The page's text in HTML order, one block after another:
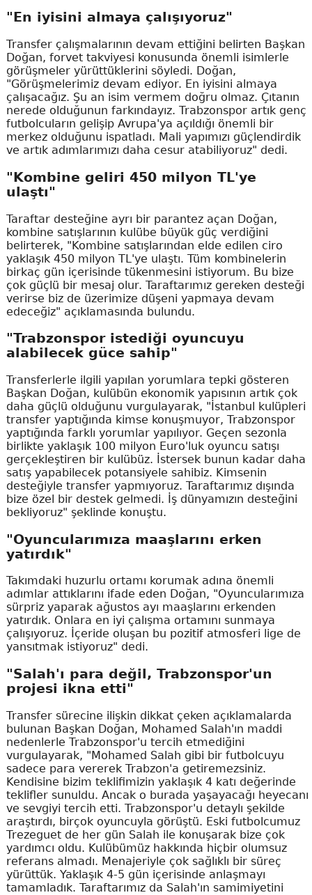
"En iyisini almaya çalışıyoruz"
Transfer çalışmalarının devam ettiğini belirten Başkan
Doğan, forvet takviyesi konusunda önemli isimlerle
görüşmeler yürüttüklerini söyledi. Doğan,
"Görüşmelerimiz devam ediyor. En iyisini almaya
çalışacağız. Şu an isim vermem doğru olmaz. Çıtanın
nerede olduğunun farkındayız. Trabzonspor artık genç
futbolcuların gelişip Avrupa'ya açıldığı önemli bir
merkez olduğunu ispatladı. Mali yapımızı güçlendirdik
ve artık adımlarımızı daha cesur atabiliyoruz" dedi.
"Kombine geliri 450 milyon TL'ye
ulaştı"
Taraftar desteğine ayrı bir parantez açan Doğan,
kombine satışlarının kulübe büyük güç verdiğini
belirterek, "Kombine satışlarından elde edilen ciro
yaklaşık 450 milyon TL'ye ulaştı. Tüm kombinelerin
birkaç gün içerisinde tükenmesini istiyorum. Bu bize
çok güçlü bir mesaj olur. Taraftarımız gereken desteği
verirse biz de üzerimize düşeni yapmaya devam
edeceğiz" açıklamasında bulundu.
"Trabzonspor istediği oyuncuyu
alabilecek güce sahip"
Transferlerle ilgili yapılan yorumlara tepki gösteren
Başkan Doğan, kulübün ekonomik yapısının artık çok
daha güçlü olduğunu vurgulayarak, "İstanbul kulüpleri
transfer yaptığında kimse konuşmuyor, Trabzonspor
yaptığında farklı yorumlar yapılıyor. Geçen sezonla
birlikte yaklaşık 100 milyon Euro'luk oyuncu satışı
gerçekleştiren bir kulübüz. İstersek bunun kadar daha
satış yapabilecek potansiyele sahibiz. Kimsenin
desteğiyle transfer yapmıyoruz. Taraftarımız dışında
bize özel bir destek gelmedi. İş dünyamızın desteğini
bekliyoruz" şeklinde konuştu.
"Oyuncularımıza maaşlarını erken
yatırdık"
Takımdaki huzurlu ortamı korumak adına önemli
adımlar attıklarını ifade eden Doğan, "Oyuncularımıza
sürpriz yaparak ağustos ayı maaşlarını erkenden
yatırdık. Onlara en iyi çalışma ortamını sunmaya
çalışıyoruz. İçeride oluşan bu pozitif atmosferi lige de
yansıtmak istiyoruz" dedi.
"Salah'ı para değil, Trabzonspor'un
projesi ikna etti"
Transfer sürecine ilişkin dikkat çeken açıklamalarda
bulunan Başkan Doğan, Mohamed Salah'ın maddi
nedenlerle Trabzonspor'u tercih etmediğini
vurgulayarak, "Mohamed Salah gibi bir futbolcuyu
sadece para vererek Trabzon'a getiremezsiniz.
Kendisine bizim teklifimizin yaklaşık 4 katı değerinde
teklifler sunuldu. Ancak o burada yaşayacağı heyecanı
ve sevgiyi tercih etti. Trabzonspor'u detaylı şekilde
araştırdı, birçok oyuncuyla görüştü. Eski futbolcumuz
Trezeguet de her gün Salah ile konuşarak bize çok
yardımcı oldu. Kulübümüz hakkında hiçbir olumsuz
referans almadı. Menajeriyle çok sağlıklı bir süreç
yürüttük. Yaklaşık 4-5 gün içerisinde anlaşmayı
tamamladık. Taraftarımız da Salah'ın samimiyetini